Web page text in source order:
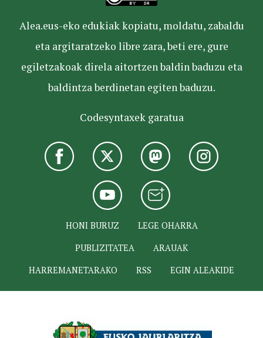
Alea.eus-eko edukiak kopiatu, moldatu, zabaldu
eta argitaratzeko libre zara, beti ere, gure
egiletzakoak direla aitortzen baldin baduzu eta
baldintza berdinetan egiten baduzu.
Codesyntaxek garatua
HONI BURUZ
LEGE OHARRA
PUBLIZITATEA
ARAUAK
HARREMANETARAKO
RSS EGIN ALEAKIDE